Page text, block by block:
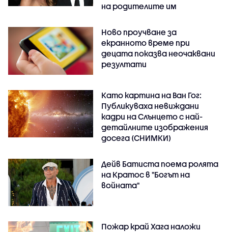
на родителите им
Ново проучване за
екранното време при
децата показва неочаквани
резултати
Като картина на Ван Гог:
Публикуваха невиждани
кадри на Слънцето с най-
детайлните изображения
досега (СНИМКИ)
Дейв Батиста поема ролята
на Кратос в "Богът на
войната"
Пожар край Хага наложи